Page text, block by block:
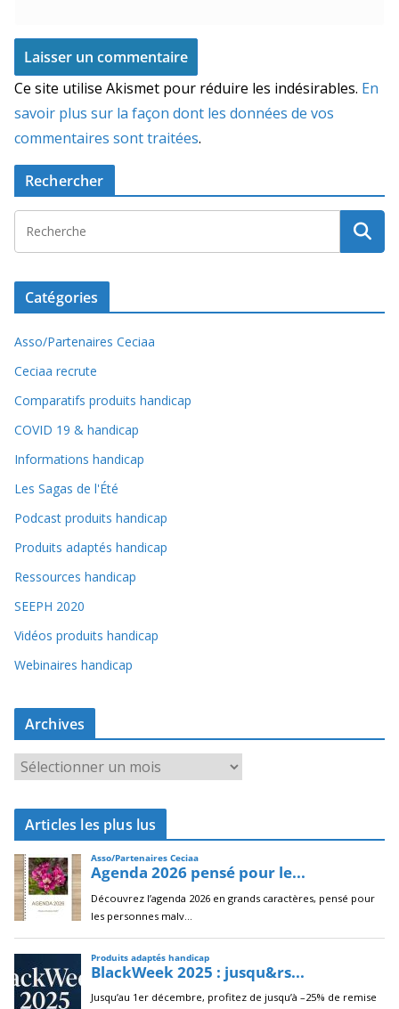
Ce site utilise Akismet pour réduire les indésirables. En
savoir plus sur la façon dont les données de vos
commentaires sont traitées.
Rechercher
Catégories
Asso/Partenaires Ceciaa
Ceciaa recrute
Comparatifs produits handicap
COVID 19 & handicap
Informations handicap
Les Sagas de l'Été
Podcast produits handicap
Produits adaptés handicap
Ressources handicap
SEEPH 2020
Vidéos produits handicap
Webinaires handicap
Archives
r
c
i
v
e
s
Articles les plus lus